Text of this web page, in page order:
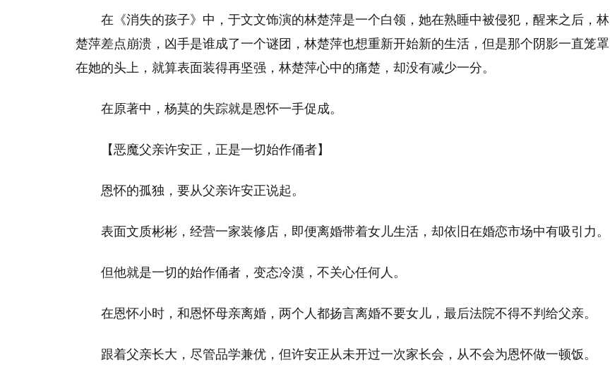
在《消失的孩子》中，于文文饰演的林楚萍是一个白领，她在熟睡中被侵犯，醒来之后，林
楚萍差点崩溃，凶手是谁成了一个谜团，林楚萍也想重新开始新的生活，但是那个阴影一直笼罩
在她的头上，就算表面装得再坚强，林楚萍心中的痛楚，却没有减少一分。
在原著中，杨莫的失踪就是恩怀一手促成。
【恶魔父亲许安正，正是一切始作俑者】
恩怀的孤独，要从父亲许安正说起。
表面文质彬彬，经营一家装修店，即便离婚带着女儿生活，却依旧在婚恋市场中有吸引力。
但他就是一切的始作俑者，变态冷漠，不关心任何人。
在恩怀小时，和恩怀母亲离婚，两个人都扬言离婚不要女儿，最后法院不得不判给父亲。
跟着父亲长大，尽管品学兼优，但许安正从未开过一次家长会，从不会为恩怀做一顿饭。